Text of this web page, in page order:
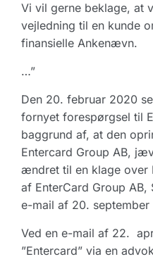
Vi vil gerne beklage, at
vejledning til en kunde
finansielle Ankenævn.
…”
Den 20. februar 2020
fornyet forespørgsel til
baggrund af, at den
Entercard Group AB,
ændret til en klage over
af EnterCard Group
e-mail af 20. september
Ved en e-mail af 22.
”Entercard” via en